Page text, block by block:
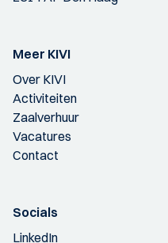
Meer KIVI
Over KIVI
Activiteiten
Zaalverhuur
Vacatures
Contact
Socials
LinkedIn